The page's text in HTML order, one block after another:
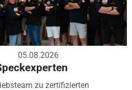
05.08.2026
zu zertifizierten